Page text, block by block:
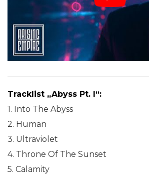
Tracklist „Abyss Pt. I“:
1. Into The Abyss
2. Human
3. Ultraviolet
4. Throne Of The Sunset
5. Calamity